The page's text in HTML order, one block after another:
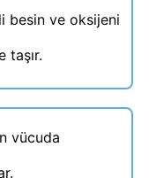
besin ve oksijeni
taşır.
vücuda